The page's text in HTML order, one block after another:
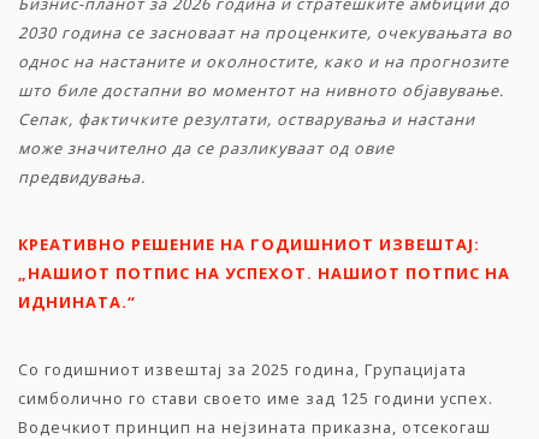
2030 година се засноваат на проценките, очекувањата во
однос на настаните и околностите, како и на прогнозите
што биле достапни во моментот на нивното објавување.
Сепак, фактичките резултати, остварувања и настани
може значително да се разликуваат од овие
предвидувања.
КРЕАТИВНО РЕШЕНИЕ НА ГОДИШНИОТ ИЗВЕШТАЈ:
„НАШИОТ ПОТПИС НА УСПЕХОТ. НАШИОТ ПОТПИС НА
ИДНИНАТА.“
Со годишниот извештај за 2025 година, Групацијата
симболично го стави своето име зад 125 години успех.
Водечкиот принцип на нејзината приказна, отсекогаш